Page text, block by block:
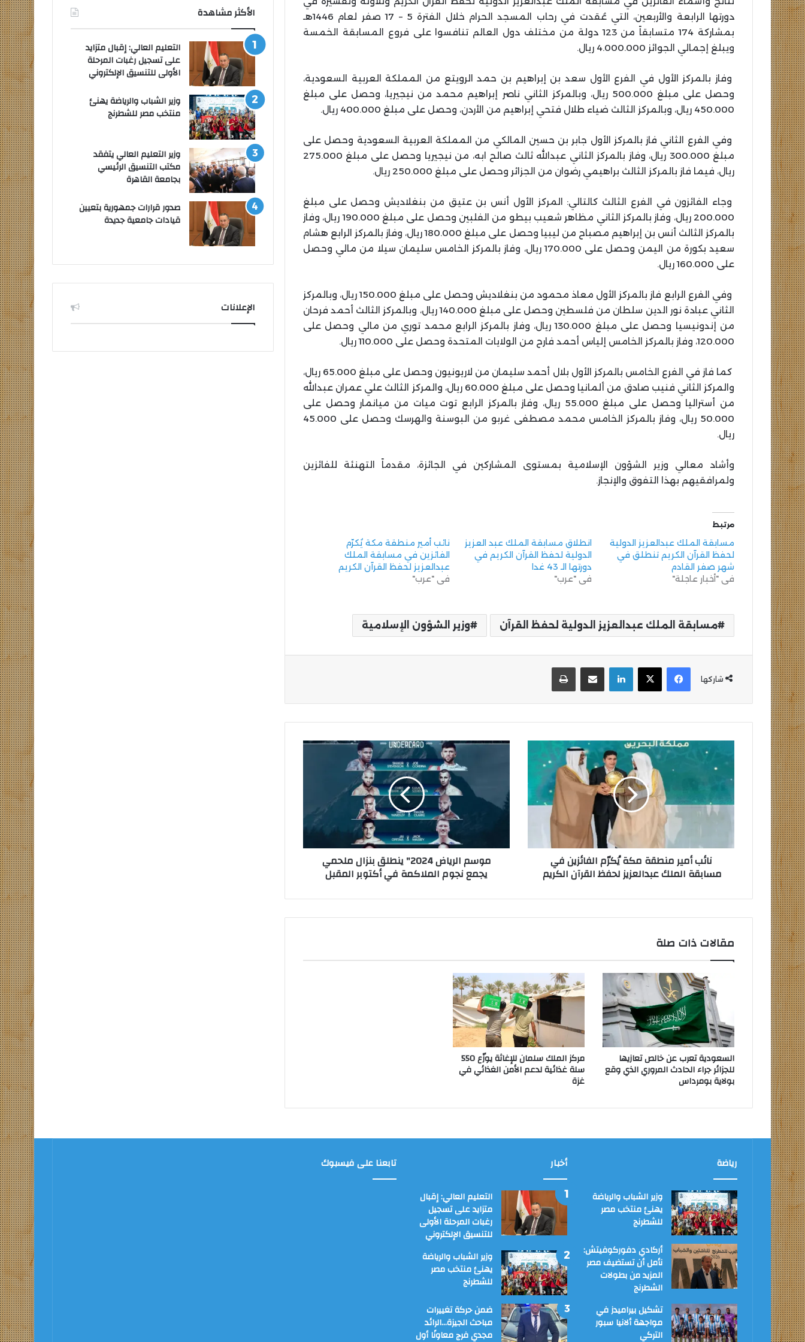
دورتها الرابعة والأربعين، التي عُقدت في رحاب المسجد الحرام خلال الفترة 5 – 17 صفر لعام 1446هـ
بمشاركة 174 متسابقاً من 123 دولة من مختلف دول العالم تنافسوا على فروع المسابقة الخمسة
ويبلغ إجمالي الجوائز 4.000.000 ريال.
وفاز بالمركز الأول في الفرع الأول سعد بن إبراهيم بن حمد الرويتع من المملكة العربية السعودية،
وحصل على مبلغ 500.000 ريال، وبالمركز الثاني ناصر إبراهيم محمد من نيجيريا، وحصل على مبلغ
450.000 ريال، وبالمركز الثالث ضياء طلال فتحي إبراهيم من الأردن، وحصل على مبلغ 400.000 ريال.
وفي الفرع الثاني فاز بالمركز الأول جابر بن حسين المالكي من المملكة العربية السعودية وحصل على
مبلغ 300.000 ريال، وفاز بالمركز الثاني عبدالله ثالث صالح ابه، من نيجيريا وحصل على مبلغ 275.000
ريال، فيما فاز بالمركز الثالث براهيمي رضوان من الجزائر وحصل على مبلغ 250.000 ريال.
وجاء الفائزون في الفرع الثالث كالتالي: المركز الأول أنس بن عتيق من بنغلاديش وحصل على مبلغ
200.000 ريال، وفاز بالمركز الثاني مظاهر شعيب بيطو من الفلبين وحصل على مبلغ 190.000 ريال، وفاز
بالمركز الثالث أنس بن إبراهيم مصباح من ليبيا وحصل على مبلغ 180.000 ريال، وفاز بالمركز الرابع هشام
سعيد بكورة من اليمن وحصل على 170.000 ريال، وفاز بالمركز الخامس سليمان سيلا من مالي وحصل
على 160.000 ريال.
وفي الفرع الرابع فاز بالمركز الأول معاذ محمود من بنغلاديش وحصل على مبلغ 150.000 ريال، وبالمركز
الثاني عبادة نور الدين سلطان من فلسطين وحصل على مبلغ 140.000 ريال، وبالمركز الثالث أحمد فرحان
من إندونيسيا وحصل على مبلغ 130.000 ريال، وفاز بالمركز الرابع محمد توري من مالي وحصل على
120.000، وفاز بالمركز الخامس إلياس أحمد فارح من الولايات المتحدة وحصل على 110.000 ريال.
كما فاز في الفرع الخامس بالمركز الأول بلال أحمد سليمان من لاريونيون وحصل على مبلغ 65.000 ريال،
والمركز الثاني فنيب صادق من ألمانيا وحصل على مبلغ 60.000 ريال، والمركز الثالث علي عمران عبدالله
من أستراليا وحصل على مبلغ 55.000 ريال، وفاز بالمركز الرابع توت ميات من ميانمار وحصل على
50.000 ريال، وفاز بالمركز الخامس محمد مصطفى غربو من البوسنة والهرسك وحصل على 45.000
ريال.
وأشاد معالي وزير الشؤون الإسلامية بمستوى المشاركين في الجائزة، مقدماً التهنئة للفائزين
ولمرافقيهم بهذا التفوق والإنجاز.
مرتبط
مسابقة الملك عبدالعزيز الدولية
لحفظ القرآن الكريم تنطلق في
شهر صفر القادم
في "أخبار عاجلة"
انطلاق مسابقة الملك عبد العزيز
الدولية لحفظ القرآن الكريم في
دورتها الـ 43 غدا
في "عرب"
نائب أمير منطقة مكة يُكرّم
الفائزين في مسابقة الملك
عبدالعزيز لحفظ القرآن الكريم
في "عرب"
مسابقة الملك عبدالعزيز الدولية لحفظ القرآن وزير الشؤون الإسلامية
شاركها
فيسبوك
‫X لينكدإن مشاركة عبر البريد طباعة
أمير
منطقة
مكة
يُكرّم
الفائزين
الملك
عبدالعزيز
لحفظ
الكريم
نائب أمير منطقة مكة يُكرّم الفائزين في
مسابقة الملك عبدالعزيز لحفظ القرآن الكريم
موسم
بنزال
ملحمي
الملاكمة
موسم الرياض 2024" ينطلق بنزال ملحمي
يجمع نجوم الملاكمة في أكتوبر المقبل
مقالات ذات صلة
السعودية تعرب عن خالص تعازيها
للجزائر جراء الحادث المروري الذي وقع
بولاية بومرداس
مركز الملك سلمان للإغاثة يوزّع 550
سلة غذائية لدعم الأمن الغذائي في
غزة
الأكثر مشاهدة
التعليم العالي: إقبال متزايد
على تسجيل رغبات المرحلة
الأولى للتنسيق الإلكتروني
وزير الشباب والرياضة يهنئ
منتخب مصر للشطرنج
وزير التعليم العالي يتفقد
مكتب التنسيق الرئيسي
بجامعة القاهرة
صدور قرارات جمهورية بتعيين
قيادات جامعية جديدة
الإعلانات
رياضة
وزير الشباب والرياضة
يهنئ منتخب مصر
للشطرنج
أركادي دفوركوفيتش:
نأمل أن تستضيف مصر
المزيد من بطولات
الشطرنج
تشكيل بيراميدز في
مواجهة ألانيا سبور
التركي
أخبار
التعليم العالي: إقبال
متزايد على تسجيل
رغبات المرحلة الأولى
للتنسيق الإلكتروني
وزير الشباب والرياضة
يهنئ منتخب مصر
للشطرنج
ضمن حركة تغييرات
مباحث الجيزة…الرائد
مجدي فرج معاونًا أول
تابعنا على فيسبوك